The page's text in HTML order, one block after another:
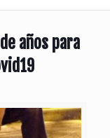
años para